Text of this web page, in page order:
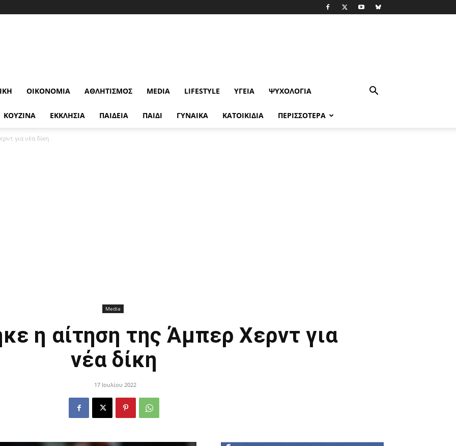
ΟΙΚΟΝΟΜΊΑ ΑΘΛΗΤΙΣΜΌΣ MEDIA LIFESTYLE ΥΓΕΊΑ ΨΥΧΟΛΟΓΙΑ
ΚΟΥΖΙΝΑ ΕΚΚΛΗΣΙΑ ΠΑΙΔΕΙΑ ΠΑΙΔΙ ΓΥΝΑΙΚΑ ΚΑΤΟΙΚΙΔΙΑ ΠΕΡΙΣΣΟΤΕΡΑ
για νέα δίκη
Media
η αίτηση της Άμπερ Χερντ για
νέα δίκη
17 Ιουλίου 2022